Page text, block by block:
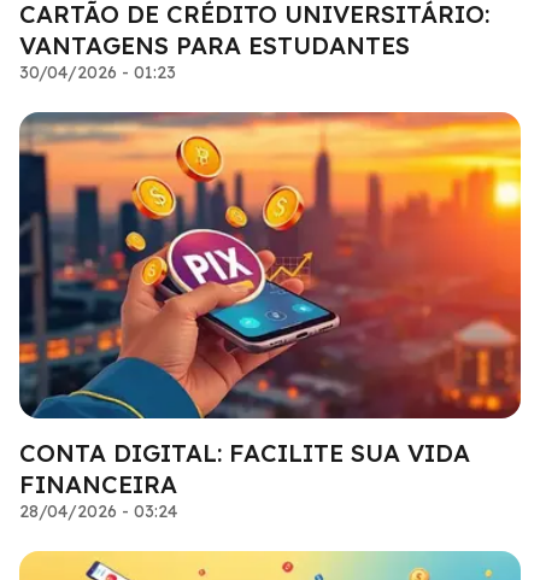
CARTÃO DE CRÉDITO UNIVERSITÁRIO:
VANTAGENS PARA ESTUDANTES
30/04/2026 - 01:23
CONTA DIGITAL: FACILITE SUA VIDA
FINANCEIRA
28/04/2026 - 03:24